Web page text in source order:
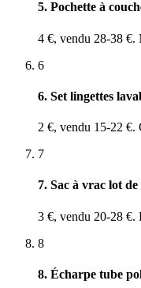
5. Pochette à
4 €, vendu 28-38 €.
6
6. Set lingettes
2 €, vendu 15-22 €.
7
7. Sac à vrac lot de
3 €, vendu 20-28 €.
8
8. Écharpe tube